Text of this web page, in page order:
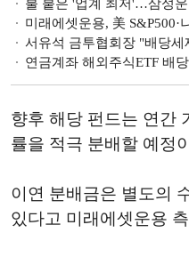
불 붙은 '업계 최저'…삼성운용, 美 대표지수
미래에셋운용, 美 S&P500·나스닥100 ETF
서유석 금투협회장 "배당세제 합리화 등
연금계좌 해외주식ETF 배
향후 해당 펀드는 연간
률을 적극 분배할 예정
이연 분배금은 별도의
있다고 미래에셋운용